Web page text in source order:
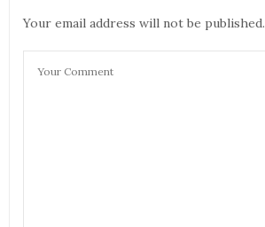
Your email address will not be published.